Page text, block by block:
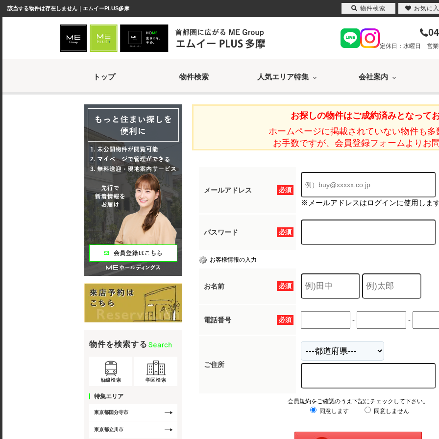
該当する物件は存在しません｜エムイーPLUS多摩
定休日：水曜日 営
トップ 物件検索 人気エリア特集 会社案内
お探しの物件はご成約済みとなってお
ホームページに掲載されていない物件も多
お手数ですが、会員登録フォームよりお
必須
メールアドレス
※メールアドレスはログインに使用します
必須
パスワード
お客様情報の入力
必須
お名前
必須
電話番号 - -
ご住所
会員規約をご確認のうえ下記にチェックして下さい。
同意します
同意しません
物件を検索する
沿線検索 学区検索
特集エリア
東京都国分寺市
東京都立川市
物件検索 お気に